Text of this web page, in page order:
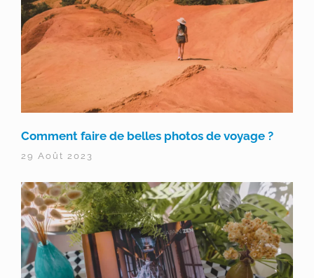
Comment faire de belles photos de voyage ?
29 Août 2023